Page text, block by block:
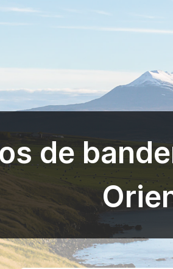
de